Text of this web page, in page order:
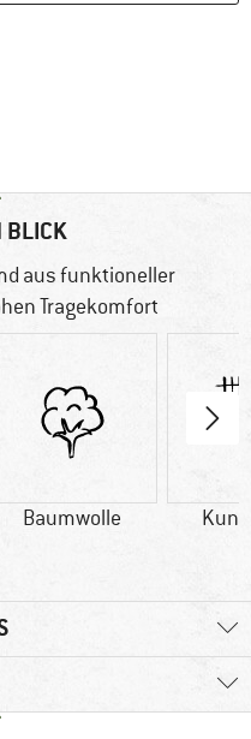
Infos hier! Öffnet
BLICK
aus funktioneller
Tragekomfort
Baumwolle